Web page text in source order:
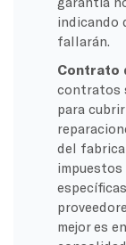
indicando
fallarán.
Contrato
contratos
para
del
impuestos
mejor es